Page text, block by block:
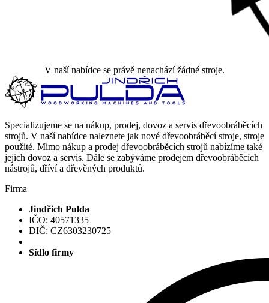
V naší nabídce se právě nenachází žádné stroje.
Specializujeme se na nákup, prodej, dovoz a servis dřevoobráběcích
strojů. V naší nabídce naleznete jak nové dřevoobráběcí stroje, stroje
použité. Mimo nákup a prodej dřevoobráběcích strojů nabízíme také
jejich dovoz a servis. Dále se zabýváme prodejem dřevoobráběcích
nástrojů, dříví a dřevěných produktů.
Firma
Jindřich Pulda
IČO: 40571335
DIČ: CZ6303230725
Sídlo firmy